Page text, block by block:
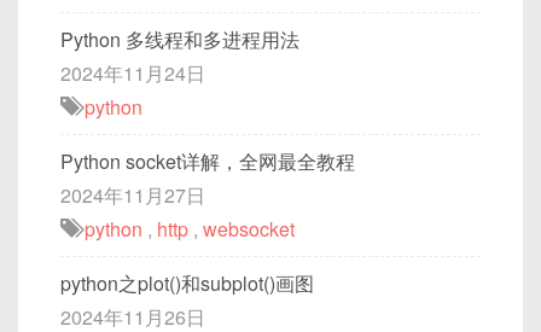
Python 多线程和多进程用法
2024年11月24日
python
Python socket详解，全网最全教程
2024年11月27日
python , http , websocket
python之plot()和subplot()画图
2024年11月26日